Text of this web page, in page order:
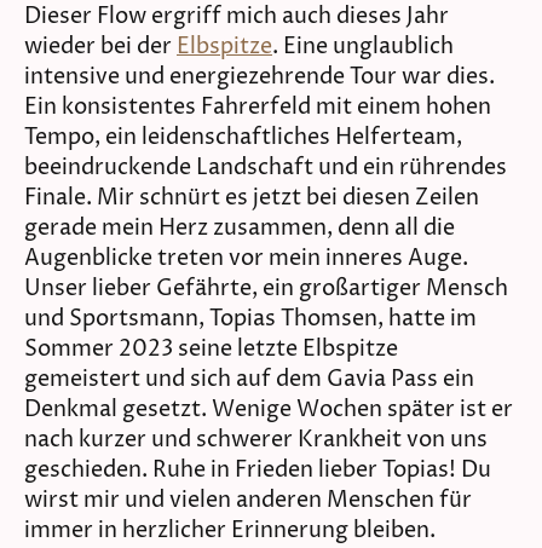
Dieser Flow ergriff mich auch dieses Jahr
wieder bei derElbspitze. Eine unglaublich
intensive und energiezehrende Tour war dies.
Ein konsistentes Fahrerfeld mit einem hohen
Tempo, ein leidenschaftliches Helferteam,
beeindruckende Landschaft und ein rührendes
Finale. Mir schnürt es jetzt bei diesen Zeilen
gerade mein Herz zusammen, denn all die
Augenblicke treten vor mein inneres Auge.
Unser lieber Gefährte, ein großartiger Mensch
und Sportsmann, Topias Thomsen, hatte im
Sommer 2023 seine letzte Elbspitze
gemeistert und sich auf dem Gavia Pass ein
Denkmal gesetzt. Wenige Wochen später ist er
nach kurzer und schwerer Krankheit von uns
geschieden. Ruhe in Frieden lieber Topias! Du
wirst mir und vielen anderen Menschen für
immer in herzlicher Erinnerung bleiben.